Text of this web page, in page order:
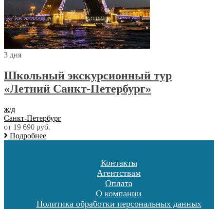
3 дня
Школьный экскурсионный тур
«Летний Санкт-Петербург»
ж/д
Санкт-Петербург
от 19 690 руб.
Подробнее
Контакты
Агентствам
Оплата
О компании
Политика обработки персональных данных